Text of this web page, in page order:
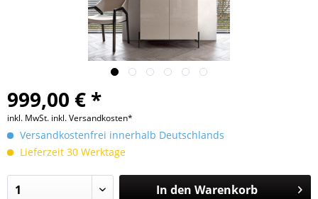
999,00 € *
inkl. MwSt. inkl. Versandkosten*
Versandkostenfrei innerhalb Deutschlands
Lieferzeit 30 Werktage
In den Warenkorb